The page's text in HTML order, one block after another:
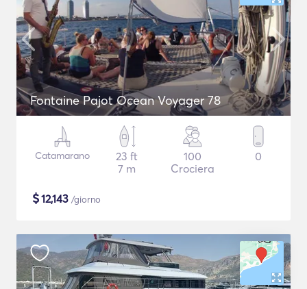
Fontaine Pajot Ocean Voyager 78
Catamarano
23 ft
7 m
100
Crociera
0
$12,143 /giorno